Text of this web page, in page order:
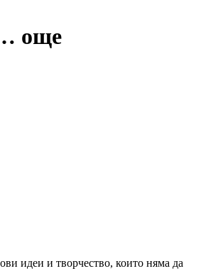
още
идеи и творчество, които няма да